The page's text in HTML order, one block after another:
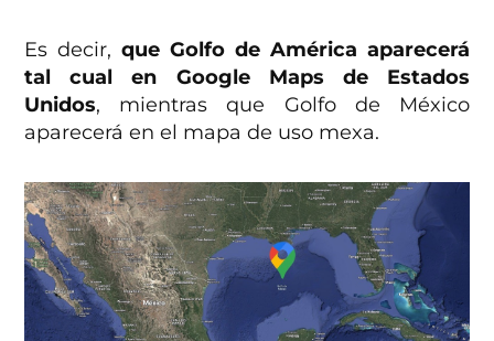
Es decir,que Golfo de América aparecerá
tal cual en Google Maps de Estados
Unidos, mientras que Golfo de México
aparecerá en el mapa de uso mexa.